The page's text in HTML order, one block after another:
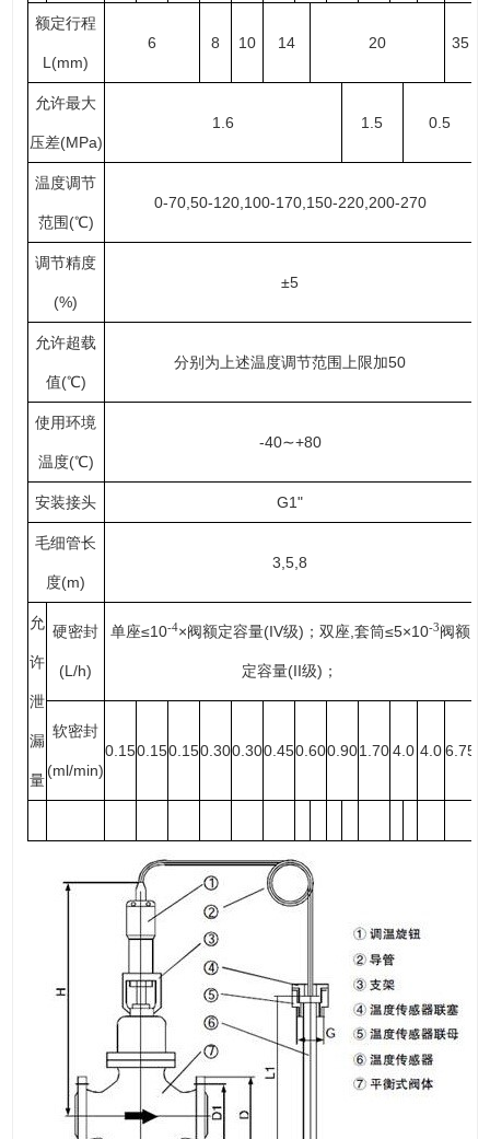
额定行程
L(mm)
6 8 10 14 20 35
允许最大
压差(MPa)
1.6 1.5 0.5
温度调节
范围(℃)
0-70,50-120,100-170,150-220,200-270
调节精度
(%)
±5
允许超载
值(℃)
分别为上述温度调节范围上限加50
使用环境
温度(℃)
-40∼+80
安装接头 G1"
毛细管长
度(m)
3,5,8
允
许
泄
漏
量
硬密封
(L/h)
单座≤10-4×阀额定容量(IV级)；双座,套筒≤5×10-3阀额
定容量(II级)；
软密封
(ml/min)
0.150.150.150.300.300.450.600.901.704.0 4.06.75